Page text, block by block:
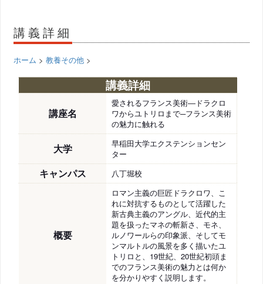
講義詳細
ホーム >教養その他 >
講義詳細
講座名
愛されるフランス美術―ドラクロ
ワからユトリロまで─フランス美術
の魅力に触れる
大学
早稲田大学エクステンションセン
ター
キャンパス 八丁堀校
概要
ロマン主義の巨匠ドラクロワ、こ
れに対抗するものとして活躍した
新古典主義のアングル、近代的主
題を扱ったマネの斬新さ、モネ、
ルノワールらの印象派、そしてモ
ンマルトルの風景を多く描いたユ
トリロと、19世紀、20世紀初頭ま
でのフランス美術の魅力とは何か
を分かりやすく説明します。